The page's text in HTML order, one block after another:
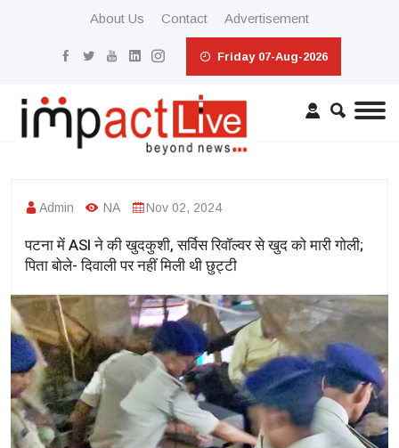
About Us Contact Advertisement
Friday 07-Aug-2026
Admin NA Nov 02, 2024
पटना में ASI ने की खुदकुशी, सर्विस रिवॉल्वर से खुद को मारी गोली;
पिता बोले- दिवाली पर नहीं मिली थी छुट्टी